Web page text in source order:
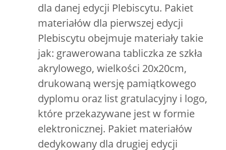
dla danej edycji Plebiscytu. Pakiet
materiałów dla pierwszej edycji
Plebiscytu obejmuje materiały takie
jak: grawerowana tabliczka ze szkła
akrylowego, wielkości 20x20cm,
drukowaną wersję pamiątkowego
dyplomu oraz list gratulacyjny i logo,
które przekazywane jest w formie
elektronicznej. Pakiet materiałów
dedykowany dla drugiej edycji